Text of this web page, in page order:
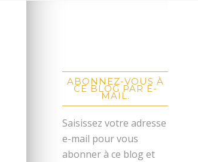
ABONNEZ-VOUS À
CE BLOG PAR E-
MAIL.
Saisissez votre adresse
e-mail pour vous
abonner à ce blog et